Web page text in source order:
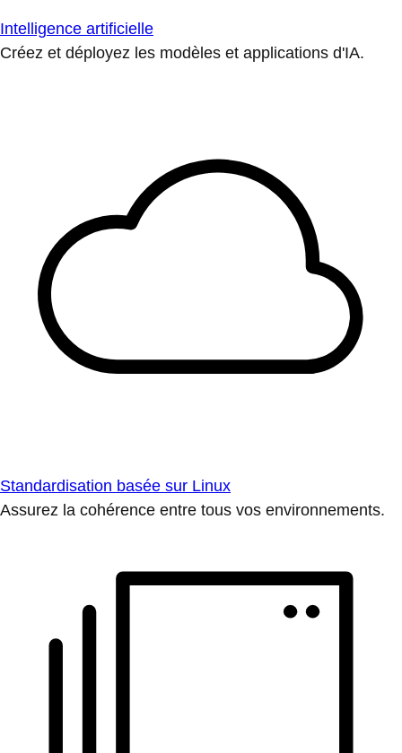
Intelligence artificielle
Créez et déployez les modèles et applications d'IA.
Standardisation basée sur Linux
Assurez la cohérence entre tous vos environnements.